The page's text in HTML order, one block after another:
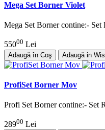
Mega Set Borner Violet
Mega Set Borner contine:- Set
55000 Lei
Adaugă în Coş Adaugă in
ProfiSet Borner Mov
Profi Set Borner contine:- Set
28900 Lei